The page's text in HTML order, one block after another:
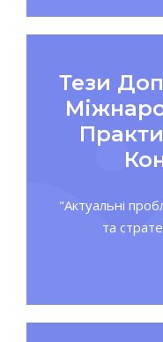
Тези
"Актуальні
та